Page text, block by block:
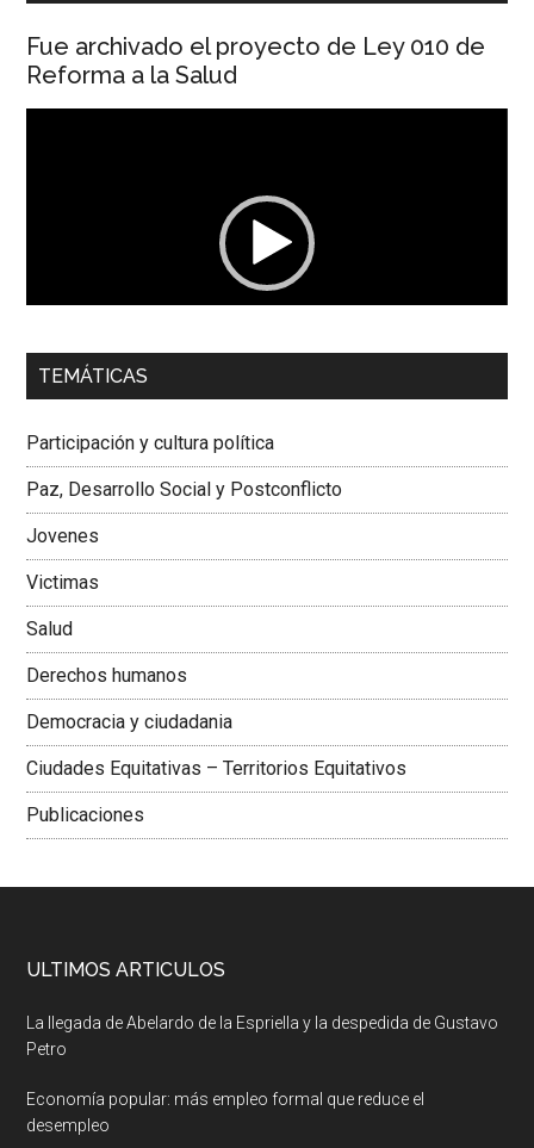
Fue archivado el proyecto de Ley 010 de
Reforma a la Salud
00:00 01:04
Colombiana
TEMÁTICAS
Participación y cultura política
Paz, Desarrollo Social y Postconflicto
Jovenes
Victimas
Salud
Derechos humanos
Democracia y ciudadania
Ciudades Equitativas – Territorios Equitativos
Publicaciones
ULTIMOS ARTICULOS
La llegada de Abelardo de la Espriella y la despedida de Gustavo
Petro
Economía popular: más empleo formal que reduce el
desempleo